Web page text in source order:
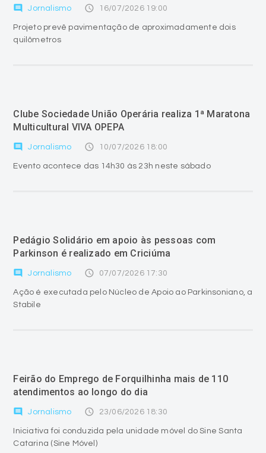
comment Jornalismo access_time 16/07/2026 19:00
Projeto prevê pavimentação de aproximadamente dois
quilômetros
Clube Sociedade União Operária realiza 1ª Maratona
Multicultural VIVA OPEPA
comment Jornalismo access_time 10/07/2026 18:00
Evento acontece das 14h30 às 23h neste sábado
Pedágio Solidário em apoio às pessoas com
Parkinson é realizado em Criciúma
comment Jornalismo access_time 07/07/2026 17:30
Ação é executada pelo Núcleo de Apoio ao Parkinsoniano, a
Stabile
Feirão do Emprego de Forquilhinha mais de 110
atendimentos ao longo do dia
comment Jornalismo access_time 23/06/2026 18:30
Iniciativa foi conduzida pela unidade móvel do Sine Santa
Catarina (Sine Móvel)